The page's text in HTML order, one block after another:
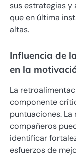
sus estrategias y
que en última
altas.
Influencia de
en la
La
componente
puntuaciones.
compañeros
identificar
esfuerzos de